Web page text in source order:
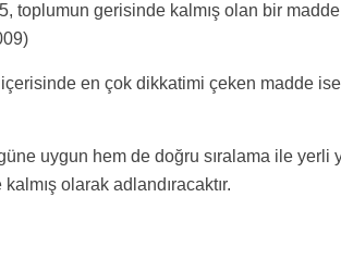
toplumun gerisinde kalmış olan bir
içerisinde en çok dikkatimi çeken madde
uygun hem de doğru sıralama ile yerli
olarak adlandıracaktır.